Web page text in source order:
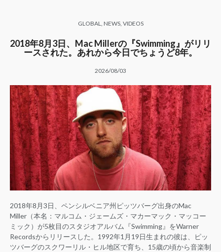
GLOBAL, NEWS, VIDEOS
2018年8月3日、Mac Millerの『Swimming』がリリ
ースされた。あれから今日でちょうど8年。
2026/08/03
2018年8月3日、ペンシルベニア州ピッツバーグ出身のMac
Miller（本名：マルコム・ジェームズ・マカーマック・マッコー
ミック）が5枚目のスタジオアルバム『Swimming』をWarner
Recordsからリリースした。1992年1月19日生まれの彼は、ピッ
ツバーグのスクワーリル・ヒル地区で育ち、15歳の頃から音楽制